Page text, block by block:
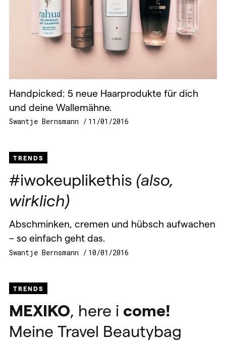
Handpicked: 5 neue Haarprodukte für dich
und deine Wallemähne.
Swantje Bernsmann 11/01/2016
TRENDS
#iwokeuplikethis (also,
wirklich)
Abschminken, cremen und hübsch aufwachen
– so einfach geht das.
Swantje Bernsmann 10/01/2016
TRENDS
MEXIKO, here i come!
Meine Travel Beautybag